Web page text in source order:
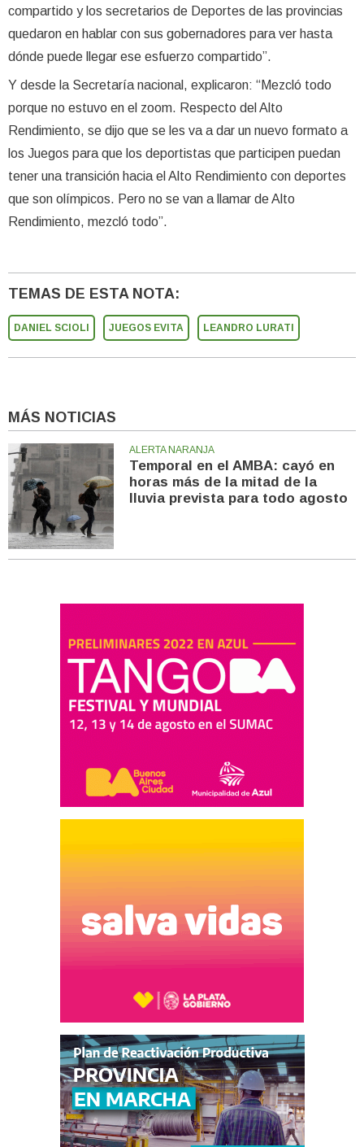
compartido y los secretarios de Deportes de las provincias
quedaron en hablar con sus gobernadores para ver hasta
dónde puede llegar ese esfuerzo compartido”.
Y desde la Secretaría nacional, explicaron: “Mezcló todo
porque no estuvo en el zoom. Respecto del Alto
Rendimiento, se dijo que se les va a dar un nuevo formato a
los Juegos para que los deportistas que participen puedan
tener una transición hacia el Alto Rendimiento con deportes
que son olímpicos. Pero no se van a llamar de Alto
Rendimiento, mezcló todo”.
TEMAS DE ESTA NOTA:
DANIEL SCIOLI JUEGOS EVITA LEANDRO LURATI
MÁS NOTICIAS
ALERTA NARANJA
Temporal en el AMBA: cayó en
horas más de la mitad de la
lluvia prevista para todo agosto